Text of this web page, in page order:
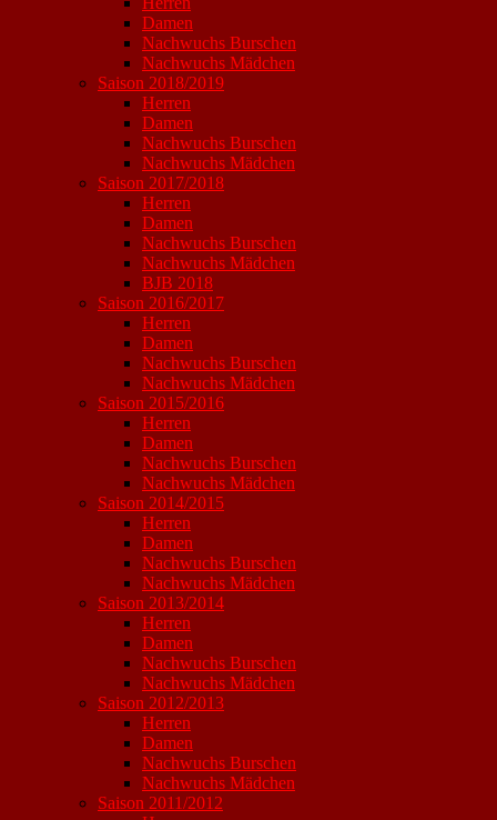
Damen
Nachwuchs Burschen
Nachwuchs Mädchen
Saison 2018/2019
Herren
Damen
Nachwuchs Burschen
Nachwuchs Mädchen
Saison 2017/2018
Herren
Damen
Nachwuchs Burschen
Nachwuchs Mädchen
BJB 2018
Saison 2016/2017
Herren
Damen
Nachwuchs Burschen
Nachwuchs Mädchen
Saison 2015/2016
Herren
Damen
Nachwuchs Burschen
Nachwuchs Mädchen
Saison 2014/2015
Herren
Damen
Nachwuchs Burschen
Nachwuchs Mädchen
Saison 2013/2014
Herren
Damen
Nachwuchs Burschen
Nachwuchs Mädchen
Saison 2012/2013
Herren
Damen
Nachwuchs Burschen
Nachwuchs Mädchen
Saison 2011/2012